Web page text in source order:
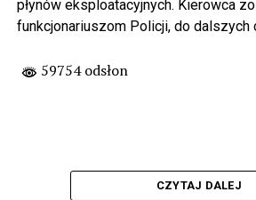
płynów eksploatacyjnych. Kierowca
funkcjonariuszom Policji, do dalszych
59754 odsłon
CZYTAJ DALEJ